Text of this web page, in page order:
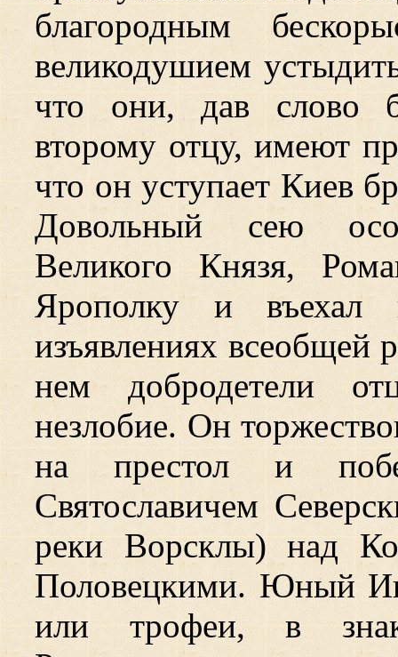
благородным
великодушием
что они, дав слово
второму отцу, имеют
что он уступает Киев
Довольный сею
Великого Князя,
Ярополку и въехал
изъявлениях всеобщей
нем добродетели
незлобие. Он
на престол и
Святославичем
реки Ворсклы) над
Половецкими. Юный
или трофеи, в